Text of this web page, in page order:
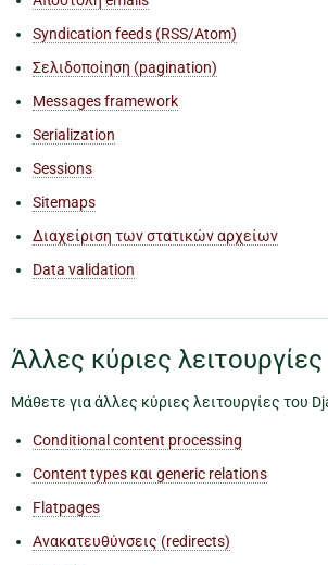
Syndication feeds (RSS/Atom)
Σελιδοποίηση (pagination)
Messages framework
Serialization
Sessions
Sitemaps
Διαχείριση των στατικών αρχείων
Data validation
Άλλες κύριες λειτουργίες
Μάθετε για άλλες κύριες λειτουργίες του
Conditional content processing
Content types και generic relations
Flatpages
Ανακατευθύνσεις (redirects)